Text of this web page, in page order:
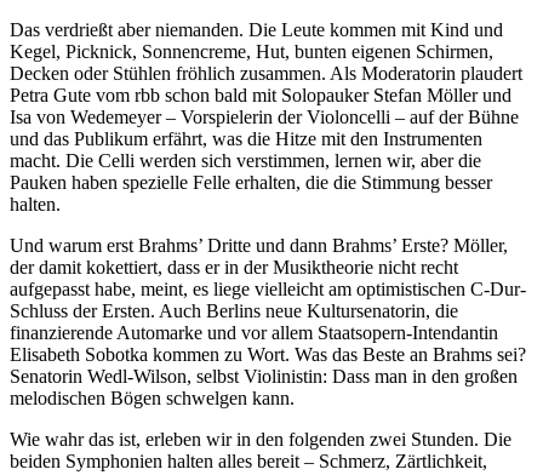
Das verdrießt aber niemanden. Die Leute kommen mit Kind und
Kegel, Picknick, Sonnencreme, Hut, bunten eigenen Schirmen,
Decken oder Stühlen fröhlich zusammen. Als Moderatorin plaudert
Petra Gute vom rbb schon bald mit Solopauker Stefan Möller und
Isa von Wedemeyer – Vorspielerin der Violoncelli – auf der Bühne
und das Publikum erfährt, was die Hitze mit den Instrumenten
macht. Die Celli werden sich verstimmen, lernen wir, aber die
Pauken haben spezielle Felle erhalten, die die Stimmung besser
halten.
Und warum erst Brahms’ Dritte und dann Brahms’ Erste? Möller,
der damit kokettiert, dass er in der Musiktheorie nicht recht
aufgepasst habe, meint, es liege vielleicht am optimistischen C-Dur-
Schluss der Ersten. Auch Berlins neue Kultursenatorin, die
finanzierende Automarke und vor allem Staatsopern-Intendantin
Elisabeth Sobotka kommen zu Wort. Was das Beste an Brahms sei?
Senatorin Wedl-Wilson, selbst Violinistin: Dass man in den großen
melodischen Bögen schwelgen kann.
Wie wahr das ist, erleben wir in den folgenden zwei Stunden. Die
beiden Symphonien halten alles bereit – Schmerz, Zärtlichkeit,